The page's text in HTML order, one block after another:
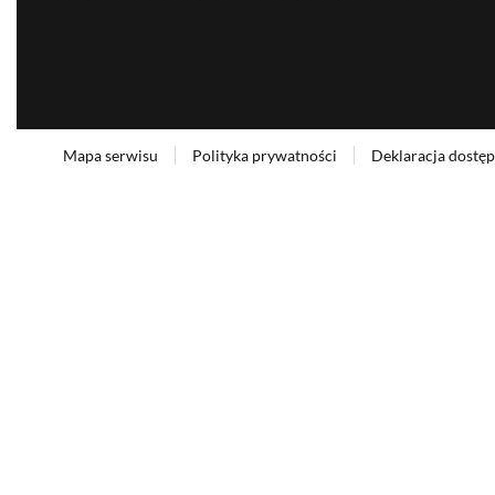
Footer menu
Mapa serwisu Polityka prywatności Deklaracja